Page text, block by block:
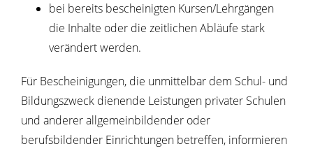
bei bereits bescheinigten Kursen/Lehrgängen
die Inhalte oder die zeitlichen Abläufe stark
verändert werden.
Für Bescheinigungen, die unmittelbar dem Schul- und
Bildungszweck dienende Leistungen privater Schulen
und anderer allgemeinbildender oder
berufsbildender Einrichtungen betreffen, informieren